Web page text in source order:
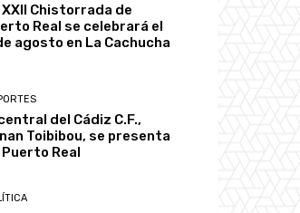
XXII Chistorrada de
Real se celebrará el
agosto en La Cachucha
del Cádiz C.F.,
Toibibou, se presenta
Puerto Real